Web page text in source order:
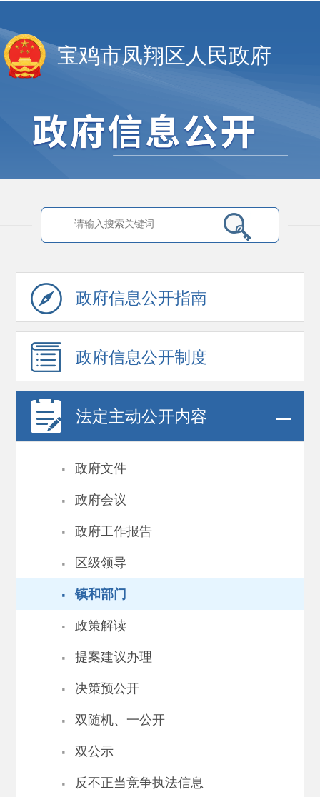
宝鸡市凤翔区人民政府
政府信息公开指南
政府信息公开制度
法定主动公开内容
· 政府文件
· 政府会议
· 政府工作报告
· 区级领导
· 镇和部门
· 政策解读
· 提案建议办理
· 决策预公开
· 双随机、一公开
· 双公示
· 反不正当竞争执法信息